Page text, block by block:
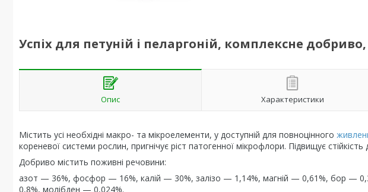
Успіх для петуній і пеларгоній, комплексне
Опис Характеристики
Містить усі необхідні макро- та мікроелементи, у доступній для повноцінного
кореневої системи рослин, пригнічує ріст патогенної мікрофлори. Підвищує
Добриво містить поживні речовини:
азот — 36%, фосфор — 16%, калій — 30%, залізо — 1,14%, магній — 0,61%, бор —
0,8%, молібден — 0,024%.